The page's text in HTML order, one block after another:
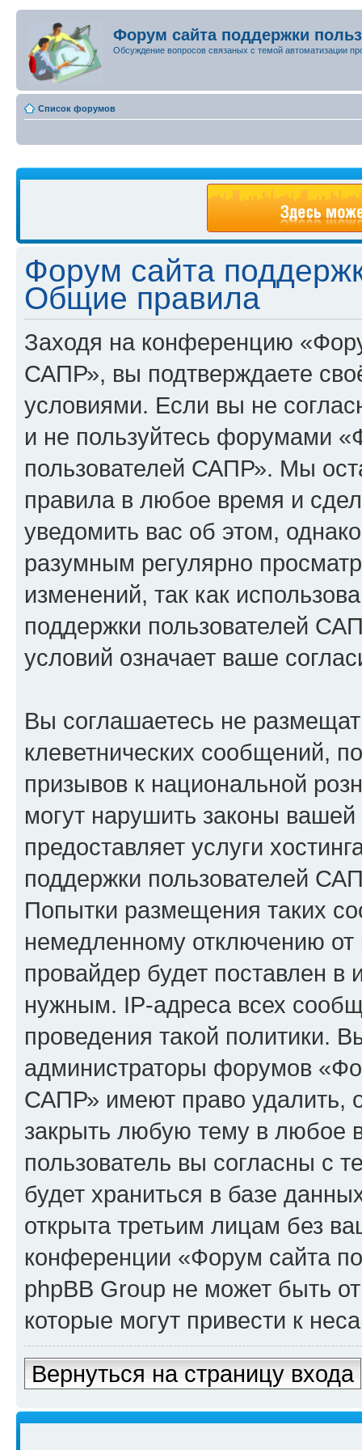
Форум сайта поддержки
Обсуждение вопросов связаных с темой автоматизации
Список форумов
Форум сайта
Общие правила
Заходя на конференцию
САПР», вы подтверждаете
условиями. Если вы не
и не пользуйтесь форумами
пользователей САПР». Мы
правила в любое время и
уведомить вас об этом,
разумным регулярно
изменений, так как
поддержки пользователей
условий означает ваше
Вы соглашаетесь не
клеветнических сообщений,
призывов к национальной
могут нарушить законы
предоставляет услуги
поддержки пользователей
Попытки размещения таких
немедленному отключению
провайдер будет поставлен в
нужным. IP-адреса всех
проведения такой политики.
администраторы форумов
САПР» имеют право удалить,
закрыть любую тему в любое
пользователь вы согласны с
будет храниться в базе
открыта третьим лицам без
конференции «Форум сайта
phpBB Group не может быть
которые могут привести к
Вернуться на страницу входа